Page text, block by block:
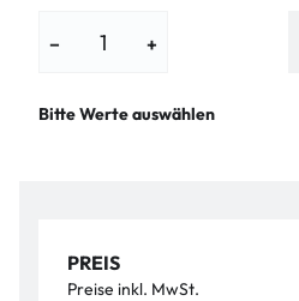
− +
Bitte Werte auswählen
PREIS
Preise inkl. MwSt.